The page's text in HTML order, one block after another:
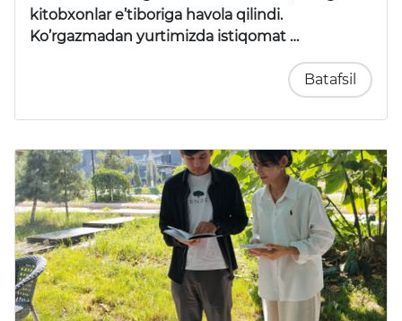
kitobxonlar e’tiboriga havola qilindi.
Ko’rgazmadan yurtimizda istiqomat …
Batafsil